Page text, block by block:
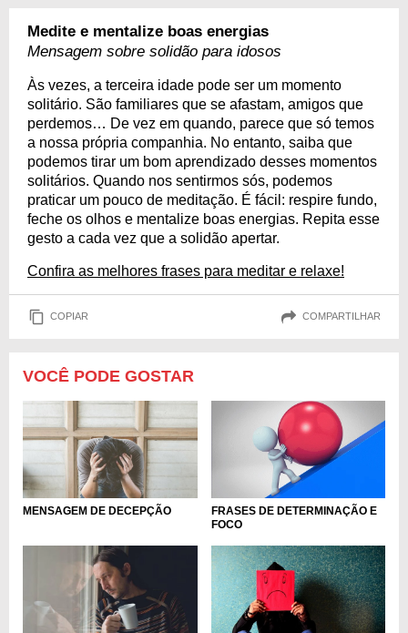
Medite e mentalize boas energias
Mensagem sobre solidão para idosos
Às vezes, a terceira idade pode ser um momento
solitário. São familiares que se afastam, amigos que
perdemos… De vez em quando, parece que só temos
a nossa própria companhia. No entanto, saiba que
podemos tirar um bom aprendizado desses momentos
solitários. Quando nos sentirmos sós, podemos
praticar um pouco de meditação. É fácil: respire fundo,
feche os olhos e mentalize boas energias. Repita esse
gesto a cada vez que a solidão apertar.
Confira as melhores frases para meditar e relaxe!
COPIAR COMPARTILHAR
VOCÊ PODE GOSTAR
MENSAGEM DE DECEPÇÃO
FRASES DE DETERMINAÇÃO E
FOCO